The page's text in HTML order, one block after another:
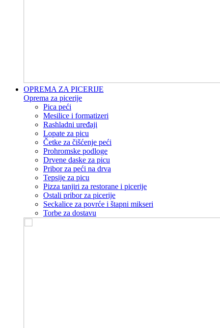
OPREMA ZA PICERIJE
Oprema za picerije
Pica peći
Mesilice i formatizeri
Rashladni uređaji
Lopate za picu
Četke za čišćenje peći
Prohromske podloge
Drvene daske za picu
Pribor za peći na drva
Tepsije za picu
Pizza tanjiri za restorane i picerije
Ostali pribor za picerije
Seckalice za povrće i štapni mikseri
Torbe za dostavu